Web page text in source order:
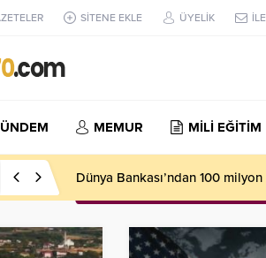
SİTENE EKLE ÜYELİK
MEMUR MİLİ EĞİTİM
Dünya Bankası’ndan 100